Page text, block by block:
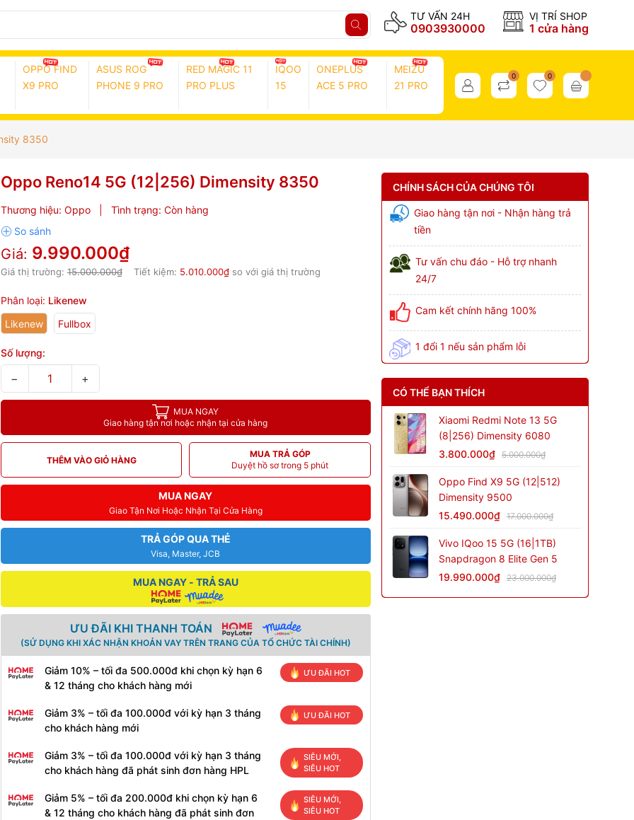
TƯ VẤN 24H
0903930000
VỊ TRÍ SHOP
1 cửa hàng
OPPO FIND
X9 PRO
ASUS ROG
PHONE 9 PRO
RED MAGIC 11
PRO PLUS
IQOO
15
ONEPLUS
ACE 5 PRO
MEIZU
21 PRO
0 0
8350
Oppo Reno14 5G (12|256) Dimensity 8350
Thương hiệu: Oppo Tình trạng: Còn hàng
Giá: 9.990.000₫
Giá thị trường: 15.000.000₫ Tiết kiệm: 5.010.000₫so với giá thị trường
Phân loại: Likenew
Likenew
Fullbox
Số lượng:
− +
MUA NGAY
Giao hàng tận nơi hoặc nhận tại cửa hàng
THÊM VÀO GIỎ HÀNG
MUA TRẢ GÓP
Duyệt hồ sơ trong 5 phút
MUA NGAY
Giao Tận Nơi Hoặc Nhận Tại Cửa Hàng
TRẢ GÓP QUA THẺ
Visa, Master, JCB
MUA NGAY - TRẢ SAU
ƯU ĐÃI KHI THANH TOÁN
(SỬ DỤNG KHI XÁC NHẬN KHOẢN VAY TRÊN TRANG CỦA TỔ CHỨC TÀI CHÍNH)
Giảm 10% – tối đa 500.000đ khi chọn kỳ hạn 6
& 12 tháng cho khách hàng mới
ƯU ĐÃI HOT
Giảm 3% – tối đa 100.000đ với kỳ hạn 3 tháng
cho khách hàng mới
ƯU ĐÃI HOT
Giảm 3% – tối đa 100.000đ với kỳ hạn 3 tháng
cho khách hàng đã phát sinh đơn hàng HPL
SIÊU MỚI,
SIÊU HOT
Giảm 5% – tối đa 200.000đ khi chọn kỳ hạn 6
& 12 tháng cho khách hàng đã phát sinh đơn
SIÊU MỚI,
SIÊU HOT
CHÍNH SÁCH CỦA CHÚNG TÔI
Giao hàng tận nơi - Nhận hàng trả
tiền
Tư vấn chu đáo - Hỗ trợ nhanh
24/7
Cam kết chính hãng 100%
1 đổi 1 nếu sản phẩm lỗi
CÓ THỂ BẠN THÍCH
Xiaomi Redmi Note 13 5G
(8|256) Dimensity 6080
3.800.000₫ 5.000.000₫
Oppo Find X9 5G (12|512)
Dimensity 9500
15.490.000₫ 17.000.000₫
Vivo IQoo 15 5G (16|1TB)
Snapdragon 8 Elite Gen 5
19.990.000₫ 23.000.000₫